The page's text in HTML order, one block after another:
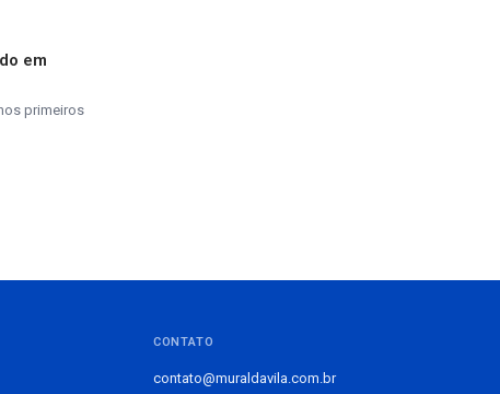
em
primeiros
CONTATO
contato@muraldavila.com.br